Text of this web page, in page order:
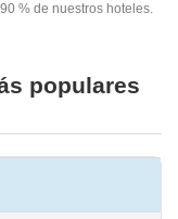
% de nuestros hoteles.
populares